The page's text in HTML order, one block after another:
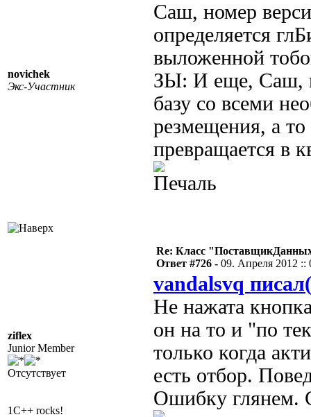
novichek
Экс-Участник
Саш, номер
определяется
выложенной
ЗЫ: И еще, Саш,
базу со всеми
резмещения, а то
превращается в
ziflex
Junior Member
Отсутствует
1C++ rocks!
Re: Класс
Ответ #726 - 09. Апреля 2012 ::
vandalsvq
Не нажата
он на то и "по
только когда
есть отбор.
Ошибку глянем.